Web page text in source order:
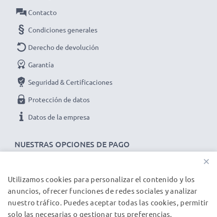
500mA
Potencia / Power Vatios
Longitud del cable
★ 3 años de garantía ★
Somos un distribuidor internacional especializado en
productos de alta calidad. ¡Por esa razón ofrecemos 3
años de garantía!
NUESTRAS OPCIONES DE PAGO
Contacto
Condiciones generales
Derecho de devolución
Garantía
Seguridad & Certificaciones
Protección de datos
Datos de la empresa
NUESTROS PARTNERS DE ENVÍO
×
Utilizamos cookies para personalizar el contenido y los
anuncios, ofrecer funciones de redes sociales y analizar
nuestro tráfico. Puedes aceptar todas las cookies, permitir
solo las necesarias o gestionar tus preferencias.